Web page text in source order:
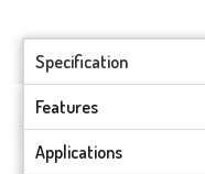
Specification
Features
Applications